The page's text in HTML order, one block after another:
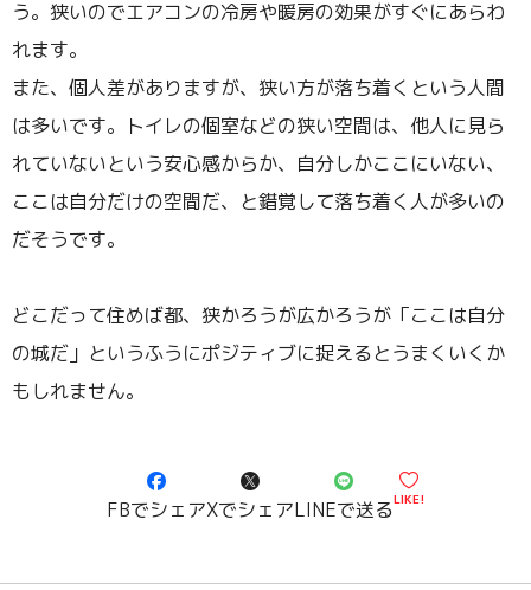
う。狭いのでエアコンの冷房や暖房の効果がすぐにあらわ
れます。
また、個人差がありますが、狭い方が落ち着くという人間
は多いです。トイレの個室などの狭い空間は、他人に見ら
れていないという安心感からか、自分しかここにいない、
ここは自分だけの空間だ、と錯覚して落ち着く人が多いの
だそうです。
どこだって住めば都、狭かろうが広かろうが「ここは自分
の城だ」というふうにポジティブに捉えるとうまくいくか
もしれません。
FBでシェアXでシェアLINEで送るLIKE!